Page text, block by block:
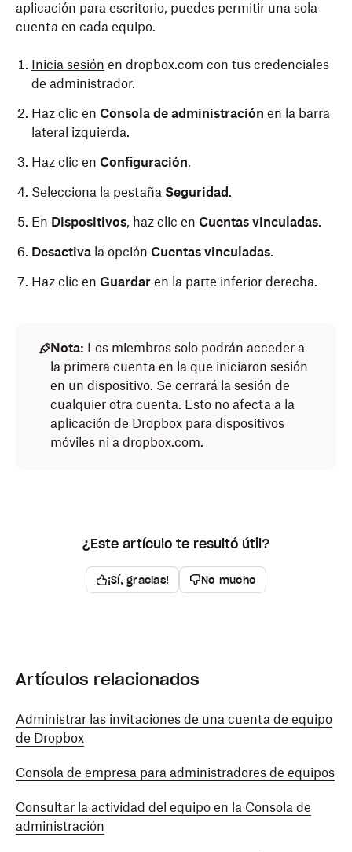
aplicación para escritorio, puedes permitir una sola
cuenta en cada equipo.
Inicia sesión en dropbox.com con tus credenciales
de administrador.
Haz clic en Consola de administración en la barra
lateral izquierda.
Haz clic en Configuración.
Selecciona la pestaña Seguridad .
En Dispositivos, haz clic en Cuentas vinculadas.
Desactiva la opción Cuentas vinculadas.
Haz clic en Guardar en la parte inferior derecha.
Nota: Los miembros solo podrán acceder a
la primera cuenta en la que iniciaron sesión
en un dispositivo. Se cerrará la sesión de
cualquier otra cuenta. Esto no afecta a la
aplicación de Dropbox para dispositivos
móviles ni a dropbox.com.
¿Este artículo te resultó útil?
¡Sí, gracias! No mucho
Artículos relacionados
Administrar las invitaciones de una cuenta de equipo
de Dropbox
Consola de empresa para administradores de equipos
Consultar la actividad del equipo en la Consola de
administración